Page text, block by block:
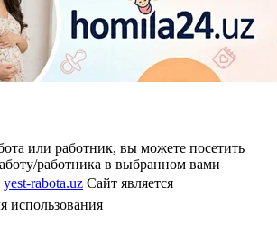
или работник, вы можете посетить
работника в выбранном вами
yest-rabota.uz Сайт является